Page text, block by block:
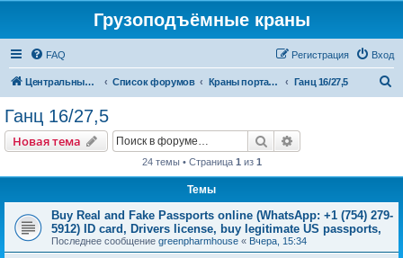
Грузоподъёмные краны
FAQ Вход
Регистрация
Центральный сайт Список форумов Краны портальные Ганц 16/27,5
Ганц 16/27,5
Новая тема Поиск
24 темы • Страница 1 из 1
Темы
Buy Real and Fake Passports online (WhatsApp: +1 (754) 279-
5912) ID card, Drivers license, buy legitimate US passports,
Последнее сообщение greenpharmhouse « Вчера, 15:34